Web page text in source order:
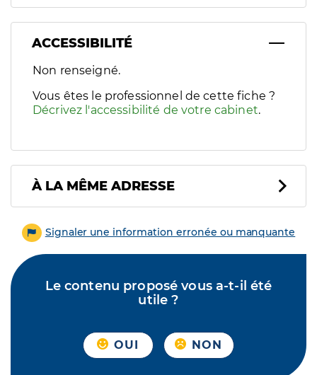
ACCESSIBILITÉ
Filtres
Sélectionnez un ou plusieurs handicaps/besoins
Non renseigné.
Vous êtes le professionnel de cette fiche ?
Décrivez l'accessibilité de votre cabinet.
À LA MÊME ADRESSE
Signaler une information erronée ou manquante
Le contenu proposé vous a-t-il été
utile ?
OUI NON